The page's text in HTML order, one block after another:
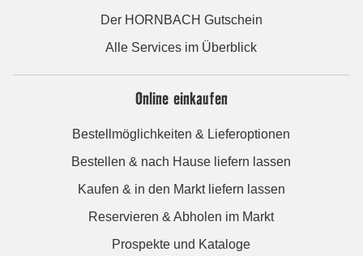
Der HORNBACH Gutschein
Alle Services im Überblick
Online einkaufen
Bestellmöglichkeiten & Lieferoptionen
Bestellen & nach Hause liefern lassen
Kaufen & in den Markt liefern lassen
Reservieren & Abholen im Markt
Prospekte und Kataloge